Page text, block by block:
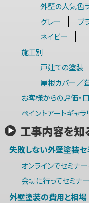
外壁の人気色
グレー
ブ
ネイビー
施工別
戸建ての塗装
屋根カバー／
お客様からの評価・
ペイントアートギャラ
工事内容を知
失敗しない外壁塗装セ
オンラインでセミナ
会場に行ってセミナ
外壁塗装の費用と相場